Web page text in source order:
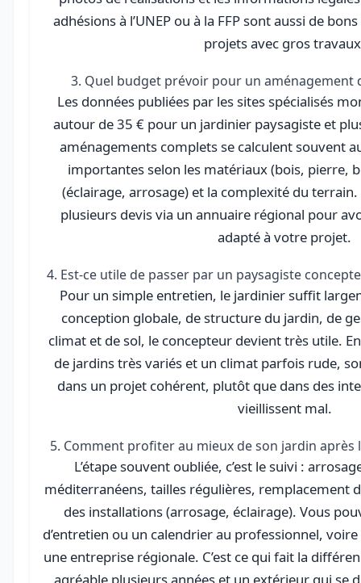
adhésions à l’UNEP ou à la FFP sont aussi de
projets avec gros
3. Quel budget prévoir pour un aménagement
Les données publiées par les sites spécialisés
autour de 35 € pour un jardinier paysagiste et
aménagements complets se calculent souvent
importantes selon les matériaux (bois, pierre,
(éclairage, arrosage) et la complexité du terrain.
plusieurs devis via un annuaire régional pour
adapté à votre projet.
4. Est-ce utile de passer par un paysagiste
Pour un simple entretien, le jardinier suffit
conception globale, de structure du jardin, de
climat et de sol, le concepteur devient très utile.
de jardins très variés et un climat parfois rude,
dans un projet cohérent, plutôt que dans des
vieillissent mal.
5. Comment profiter au mieux de son jardin après
L’étape souvent oubliée, c’est le suivi :
méditerranéens, tailles régulières, remplacement
des installations (arrosage, éclairage). Vous
d’entretien ou un calendrier au professionnel,
une entreprise régionale. C’est ce qui fait la